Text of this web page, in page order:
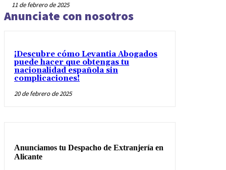
11 de febrero de 2025
Anunciate con nosotros
¡Descubre cómo Levantia Abogados
puede hacer que obtengas tu
nacionalidad española sin
complicaciones!
20 de febrero de 2025
Anunciamos tu Despacho de Extranjería en
Alicante